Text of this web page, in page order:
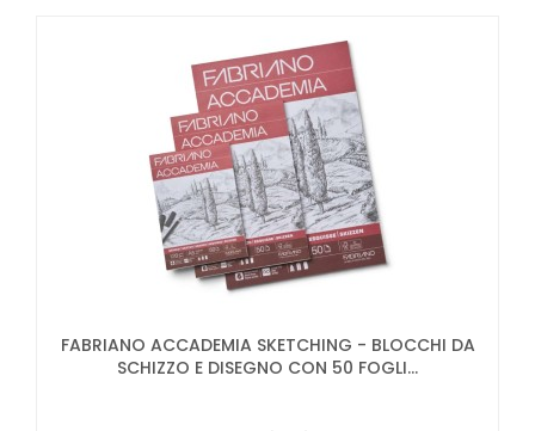
FABRIANO ACCADEMIA SKETCHING - BLOCCHI DA
SCHIZZO E DISEGNO CON 50 FOGLI...